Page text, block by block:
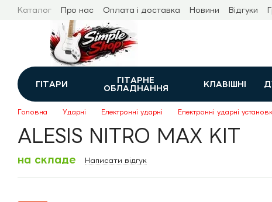
Перейти до основного контенту
Каталог Про нас Оплата і доставка Новини Відгуки
ГІТАРИ
ГІТАРНЕ
ОБЛАДНАННЯ
КЛАВІШНІ
Головна Ударні Електронні ударні Електронні ударні
ALESIS NITRO MAX KIT
на складе Написати відгук